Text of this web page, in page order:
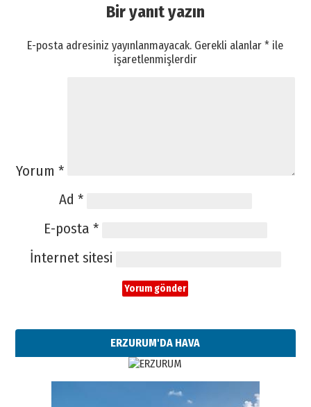
Bir yanıt yazın
E-posta adresiniz yayınlanmayacak. Gerekli alanlar* ile
işaretlenmişlerdir
Yorum *
Ad *
E-posta *
İnternet sitesi
ERZURUM'DA HAVA